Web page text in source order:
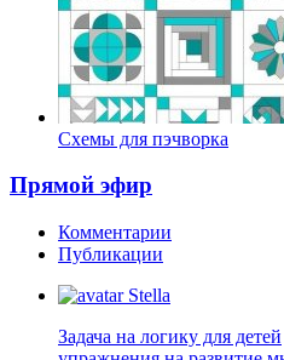
Схемы для пэчворка
Прямой эфир
Комментарии
Публикации
Stella
Задача на логику для детей